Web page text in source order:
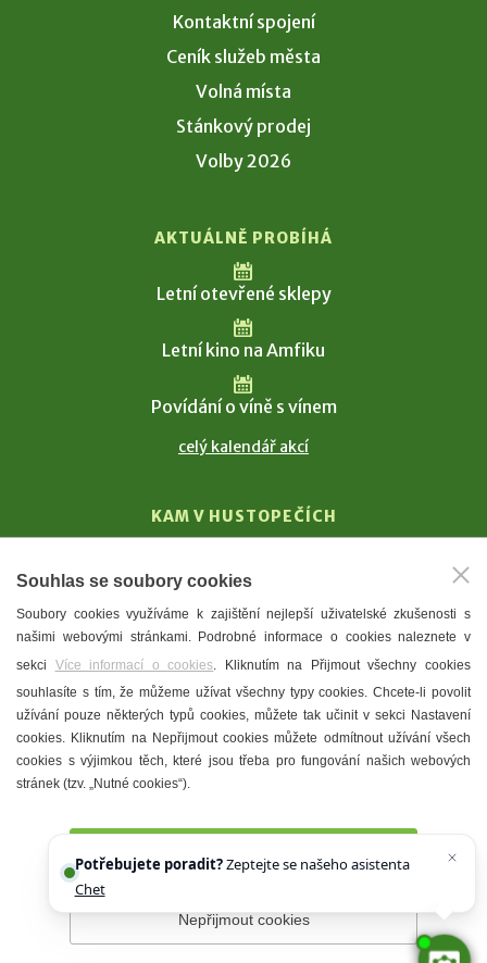
Kontaktní spojení
Ceník služeb města
Volná místa
Stánkový prodej
Volby 2026
AKTUÁLNĚ PROBÍHÁ
Letní otevřené sklepy
Letní kino na Amfiku
Povídání o víně s vínem
celý kalendář akcí
KAM V HUSTOPEČÍCH
T. G. Masaryk
Mandloně
Ubytování
Restaurace
Městské muzeum a galerie
Denní meníčka
Prohlášení o přístupnosti Správce webu
Souhlas se soubory cookies
Soubory cookies využíváme k zajištění nejlepší uživatelské zkušenosti s
našimi webovými stránkami. Podrobné informace o cookies naleznete v
sekci Více informací o cookies. Kliknutím na Přijmout všechny cookies
souhlasíte s tím, že můžeme užívat všechny typy cookies. Chcete-li povolit
užívání pouze některých typů cookies, můžete tak učinit v sekci Nastavení
cookies. Kliknutím na Nepřijmout cookies můžete odmítnout užívání všech
cookies s výjimkou těch, které jsou třeba pro fungování našich webových
stránek (tzv. „Nutné cookies“).
Nepřijmout cookies
Potřebujete poradit?Zeptejte se našeho asistenta
Chettyho